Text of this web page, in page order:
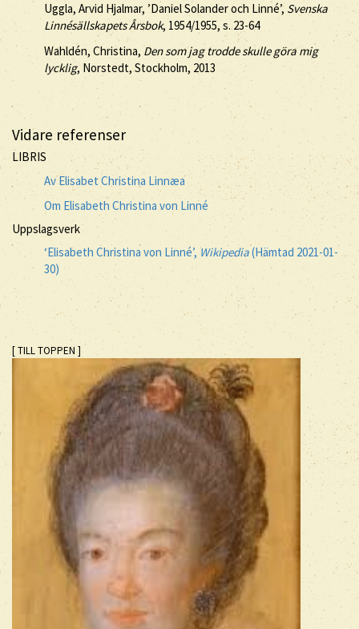
Uggla, Arvid Hjalmar, ’Daniel Solander och Linné’, Svenska
Linnésällskapets Årsbok, 1954/1955, s. 23-64
Wahldén, Christina, Den som jag trodde skulle göra mig
lycklig, Norstedt, Stockholm, 2013
Vidare referenser
LIBRIS
Av Elisabet Christina Linnæa
Om Elisabeth Christina von Linné
Uppslagsverk
‘Elisabeth Christina von Linné’, Wikipedia(Hämtad 2021-01-
30)
[ TILL TOPPEN ]